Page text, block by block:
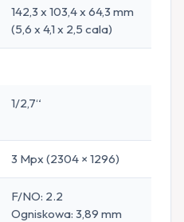
142,3 x 103,4 x 64,3 mm
(5,6 x 4,1 x 2,5 cala)
1/2,7“
3 Mpx (2304 × 1296)
F/NO: 2.2
Ogniskowa: 3,89 mm